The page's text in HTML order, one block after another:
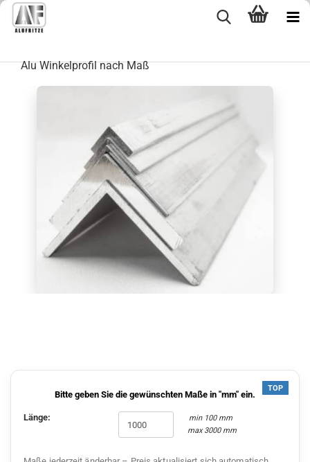
Alu Winkelprofil nach Maß
TOP
Bitte geben Sie die gewünschten Maße in "mm" ein.
Länge: min 100mm
max3000mm